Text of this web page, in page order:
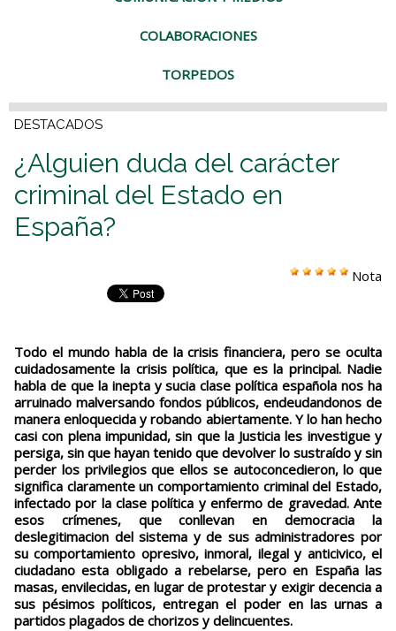
COLABORACIONES
TORPEDOS
DESTACADOS
¿Alguien duda del carácter
criminal del Estado en
España?
Nota
Todo el mundo habla de la crisis financiera, pero se oculta
cuidadosamente la crisis política, que es la principal. Nadie
habla de que la inepta y sucia clase política española nos ha
arruinado malversando fondos públicos, endeudandonos de
manera enloquecida y robando abiertamente. Y lo han hecho
casi con plena impunidad, sin que la Justicia les investigue y
persiga, sin que hayan tenido que devolver lo sustraído y sin
perder los privilegios que ellos se autoconcedieron, lo que
significa claramente un comportamiento criminal del Estado,
infectado por la clase política y enfermo de gravedad. Ante
esos crímenes, que conllevan en democracia la
deslegitimacion del sistema y de sus administradores por
su comportamiento opresivo, inmoral, ilegal y anticivico, el
ciudadano esta obligado a rebelarse, pero en España las
masas, envilecidas, en lugar de protestar y exigir decencia a
sus pésimos políticos, entregan el poder en las urnas a
partidos plagados de chorizos y delincuentes.